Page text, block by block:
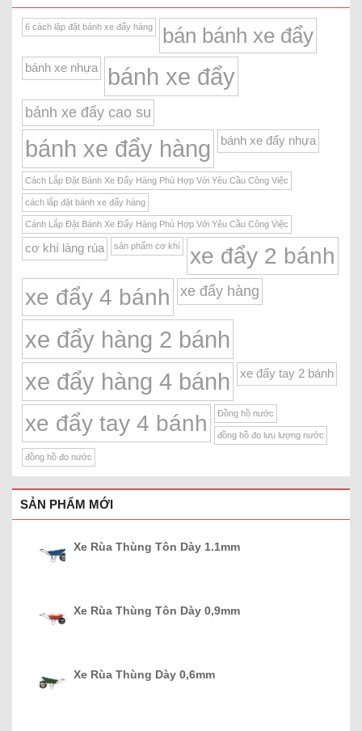
6 cách lặp đặt bánh xe đẩy hàng bán bánh xe đẩy
bánh xe nhựa bánh xe đẩy
bánh xe đẩy cao su
bánh xe đẩy hàng bánh xe đẩy nhựa
Cách Lắp Đặt Bánh Xe Đẩy Hàng Phù Hợp Với Yêu Cầu Công Việc
cách lắp đặt bánh xe đẩy hàng
Cánh Lắp Đặt Bánh Xe Đẩy Hàng Phù Hợp Với Yêu Cầu Công Việc
cơ khí làng rùa sản phẩm cơ khí
xe đẩy 2 bánh
xe đẩy 4 bánh
xe đẩy hàng
xe đẩy hàng 2 bánh
xe đẩy hàng 4 bánh xe đẩy tay 2 bánh
xe đẩy tay 4 bánh Đồng hồ nước
đồng hồ đo lưu lượng nước
đồng hồ đo nước
SẢN PHẨM MỚI
Xe Rùa Thùng Tôn Dày 1.1mm
Xe Rùa Thùng Tôn Dày 0,9mm
Xe Rùa Thùng Dày 0,6mm